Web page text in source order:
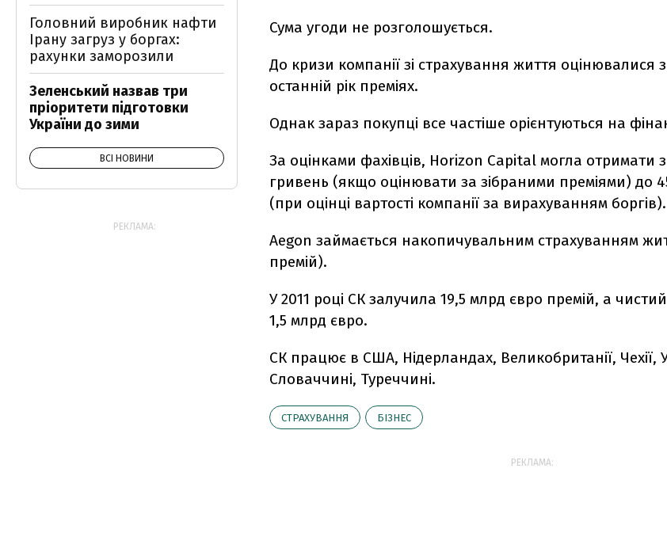
Сума угоди не розголошується.
До кризи компанії зі страхування життя оцінювалися
останній рік преміях.
Однак зараз покупці все частіше орієнтуються на
За оцінками фахівців, Horizon Capital могла отримати
гривень (якщо оцінювати за зібраними преміями) до
(при оцінці вартості компанії за вирахуванням боргів).
Aegon займається накопичувальним страхуванням
премій).
У 2011 році СК залучила 19,5 млрд євро премій, а
1,5 млрд євро.
СК працює в США, Нідерландах, Великобританії, Чехії,
Словаччині, Туреччині.
СТРАХУВАННЯ БІЗНЕС
РЕКЛАМА:
Головний виробник нафти
Ірану загруз у боргах:
рахунки заморозили
Зеленський назвав три
пріоритети підготовки
України до зими
ВСІ НОВИНИ
РЕКЛАМА: